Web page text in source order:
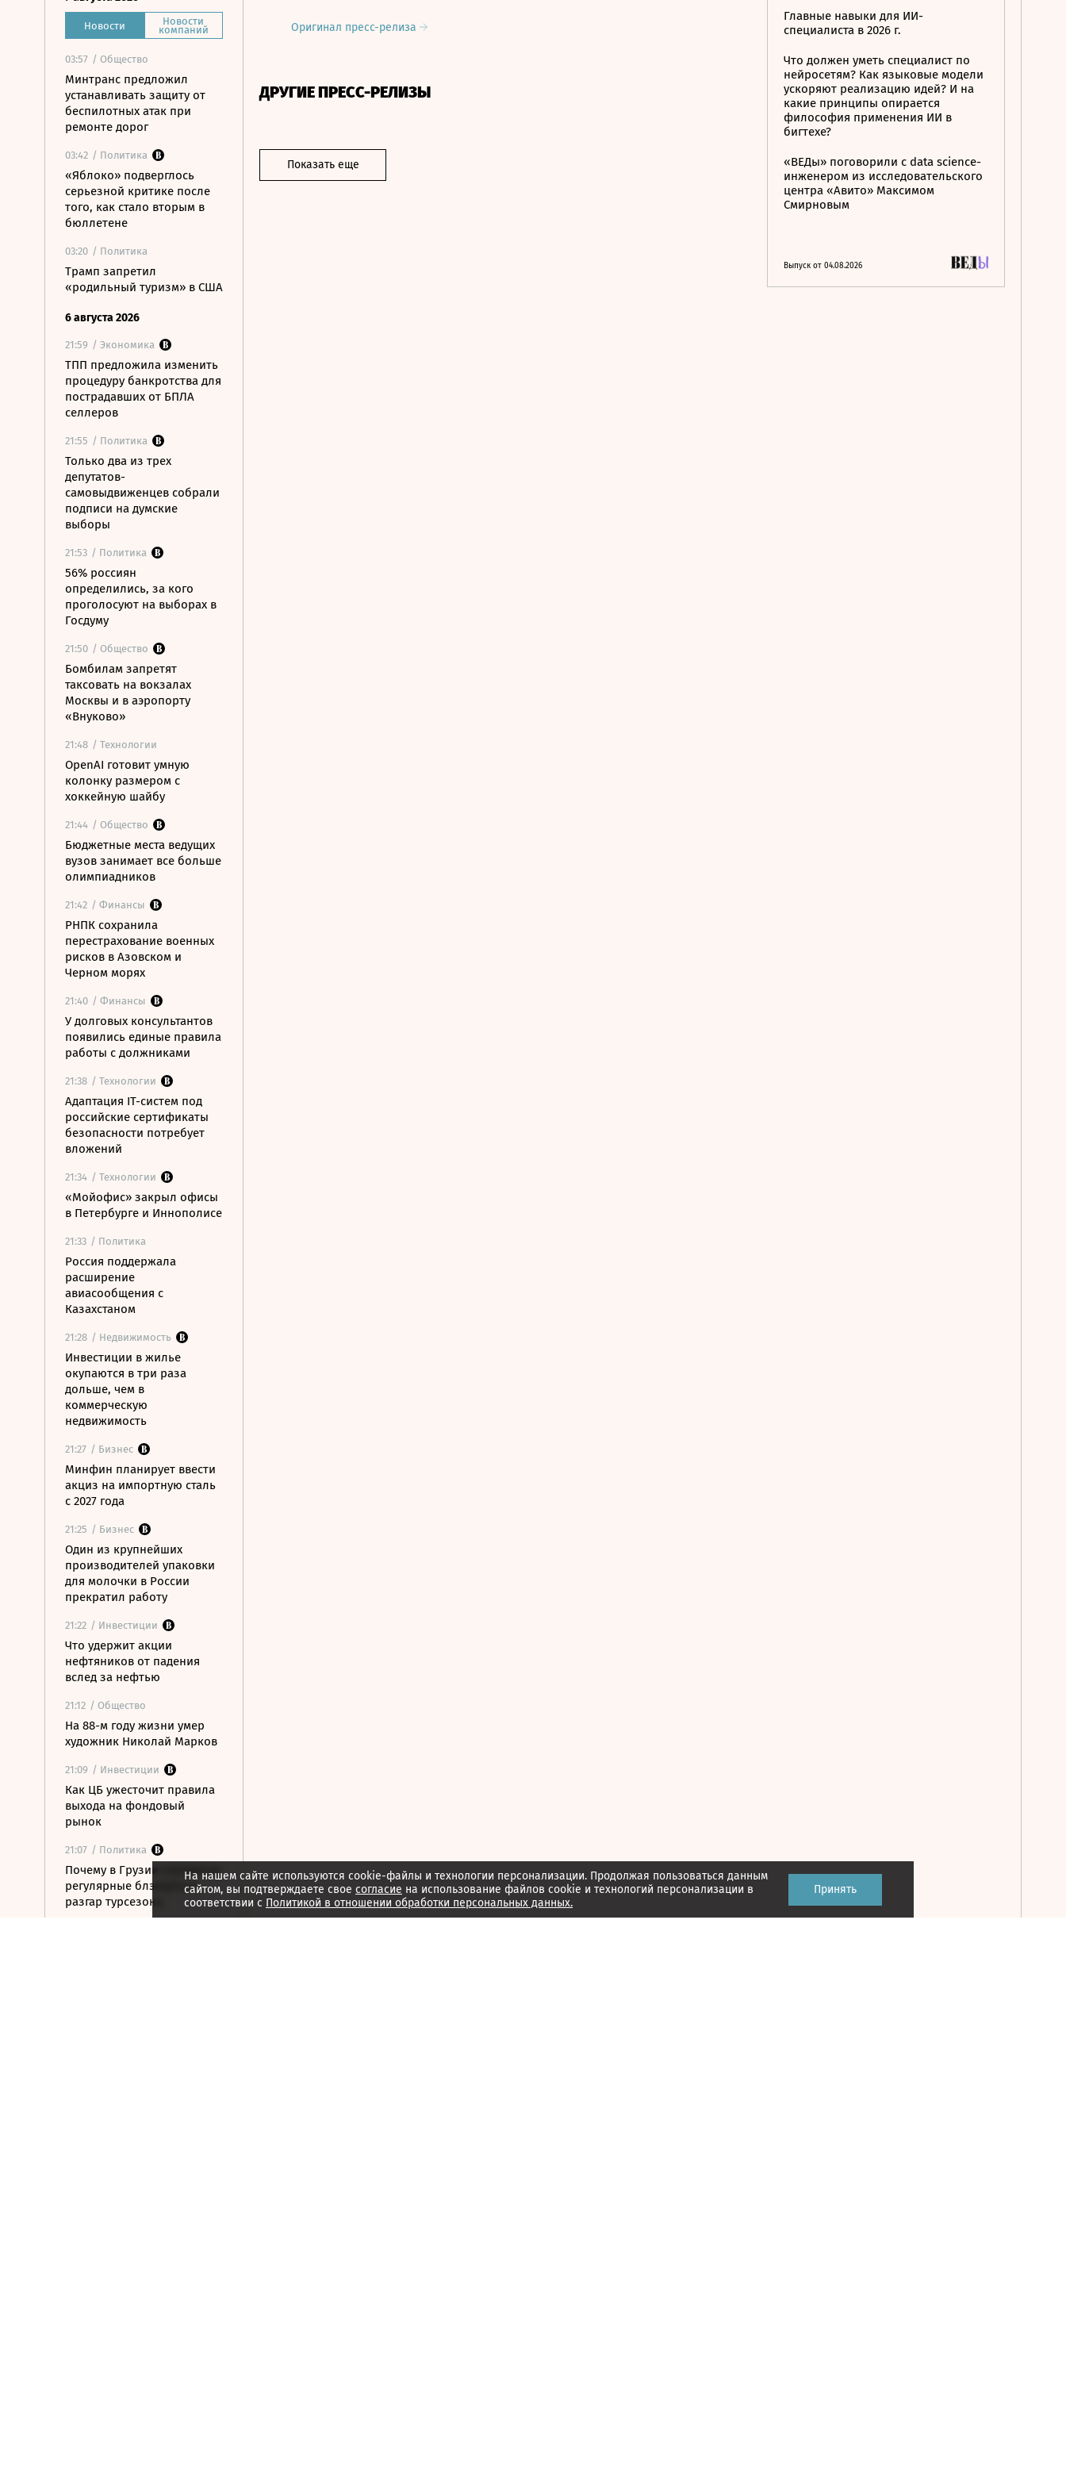
Новости Новости
компаний
03:57 / Общество
Минтранс предложил
устанавливать защиту от
беспилотных атак при
ремонте дорог
03:42 / Политика
«Яблоко» подверглось
серьезной критике после
того, как стало вторым в
бюллетене
03:20 / Политика
Трамп запретил
«родильный туризм» в США
6 августа 2026
21:59 / Экономика
ТПП предложила изменить
процедуру банкротства для
пострадавших от БПЛА
селлеров
21:55 / Политика
Только два из трех
депутатов-
самовыдвиженцев собрали
подписи на думские
выборы
21:53 / Политика
56% россиян
определились, за кого
проголосуют на выборах в
Госдуму
21:50 / Общество
Бомбилам запретят
таксовать на вокзалах
Москвы и в аэропорту
«Внуково»
21:48 / Технологии
OpenAI готовит умную
колонку размером с
хоккейную шайбу
21:44 / Общество
Бюджетные места ведущих
вузов занимает все больше
олимпиадников
21:42 / Финансы
РНПК сохранила
перестрахование военных
рисков в Азовском и
Черном морях
21:40 / Финансы
У долговых консультантов
появились единые правила
работы с должниками
21:38 / Технологии
Адаптация IT-систем под
российские сертификаты
безопасности потребует
вложений
21:34 / Технологии
«Мойофис» закрыл офисы
в Петербурге и Иннополисе
21:33 / Политика
Россия поддержала
расширение
авиасообщения с
Казахстаном
21:28 / Недвижимость
Инвестиции в жилье
окупаются в три раза
дольше, чем в
коммерческую
недвижимость
21:27 / Бизнес
Минфин планирует ввести
акциз на импортную сталь
с 2027 года
21:25 / Бизнес
Один из крупнейших
производителей упаковки
для молочки в России
прекратил работу
21:22 / Инвестиции
Что удержит акции
нефтяников от падения
вслед за нефтью
21:12 / Общество
На 88-м году жизни умер
художник Николай Марков
21:09 / Инвестиции
Как ЦБ ужесточит правила
выхода на фондовый
рынок
21:07 / Политика
Почему в Грузии случаются
регулярные блэкауты в
разгар турсезона
Оригинал пресс-релиза
ДРУГИЕ ПРЕСС-РЕЛИЗЫ
Показать еще
Главные навыки для ИИ-
специалиста в 2026 г.
Что должен уметь специалист по
нейросетям? Как языковые модели
ускоряют реализацию идей? И на
какие принципы опирается
философия применения ИИ в
бигтехе?
«ВЕДы» поговорили с data science-
инженером из исследовательского
центра «Авито» Максимом
Смирновым
Выпуск от 04.08.2026
На нашем сайте используются cookie-файлы и технологии персонализации. Продолжая пользоваться данным
сайтом, вы подтверждаете свое согласие на использование файлов cookie и технологий персонализации в
соответствии с Политикой в отношении обработки персональных данных.
Принять